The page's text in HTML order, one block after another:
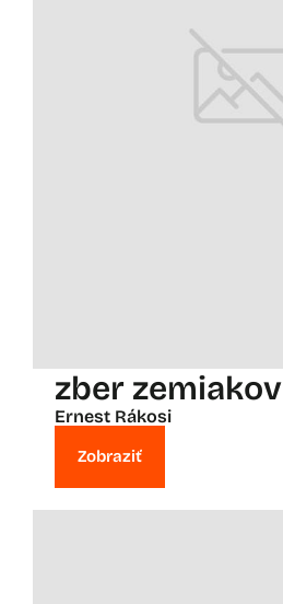
zber zemiakov
Ernest Rákosi
Zobraziť